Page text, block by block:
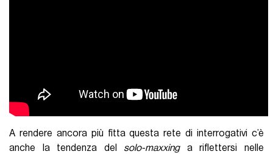
A rendere ancora più fitta questa rete di interrogativi c’è
anche la tendenza del solo-maxxinga riflettersi nelle